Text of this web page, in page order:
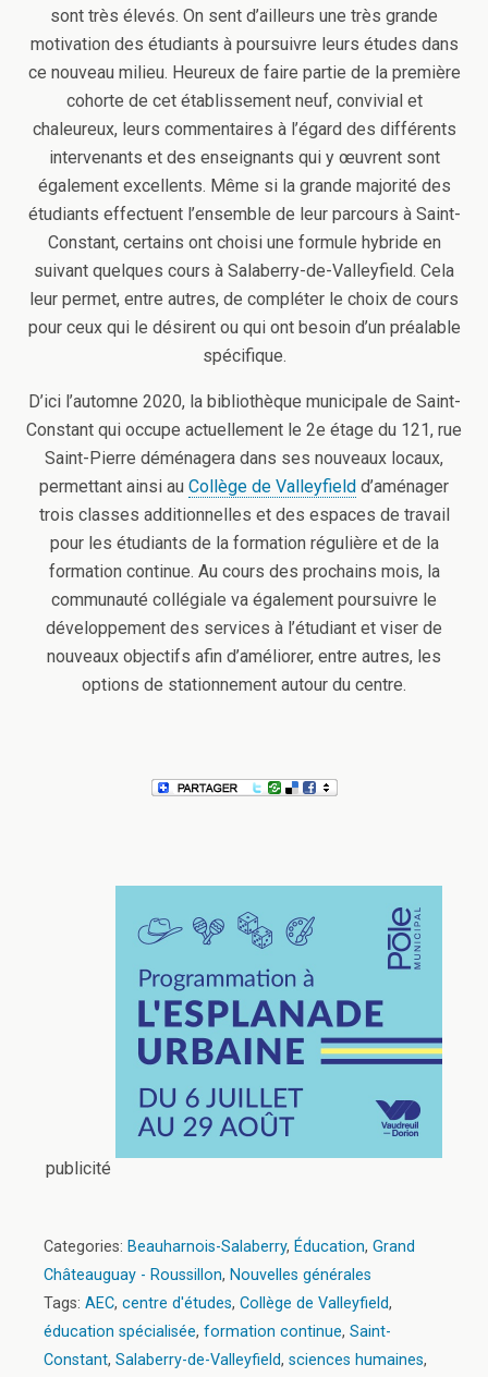
sont très élevés. On sent d’ailleurs une très grande
motivation des étudiants à poursuivre leurs études dans
ce nouveau milieu. Heureux de faire partie de la première
cohorte de cet établissement neuf, convivial et
chaleureux, leurs commentaires à l’égard des différents
intervenants et des enseignants qui y œuvrent sont
également excellents. Même si la grande majorité des
étudiants effectuent l’ensemble de leur parcours à Saint-
Constant, certains ont choisi une formule hybride en
suivant quelques cours à Salaberry-de-Valleyfield. Cela
leur permet, entre autres, de compléter le choix de cours
pour ceux qui le désirent ou qui ont besoin d’un préalable
spécifique.
D’ici l’automne 2020, la bibliothèque municipale de Saint-
Constant qui occupe actuellement le 2e étage du 121, rue
Saint-Pierre déménagera dans ses nouveaux locaux,
permettant ainsi au Collège de Valleyfield d’aménager
trois classes additionnelles et des espaces de travail
pour les étudiants de la formation régulière et de la
formation continue. Au cours des prochains mois, la
communauté collégiale va également poursuivre le
développement des services à l’étudiant et viser de
nouveaux objectifs afin d’améliorer, entre autres, les
options de stationnement autour du centre.
publicité
Categories: Beauharnois-Salaberry, Éducation, Grand
Châteauguay - Roussillon, Nouvelles générales
Tags: AEC, centre d'études, Collège de Valleyfield,
éducation spécialisée, formation continue, Saint-
Constant, Salaberry-de-Valleyfield, sciences humaines,